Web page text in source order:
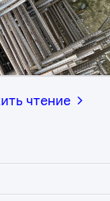
чтение